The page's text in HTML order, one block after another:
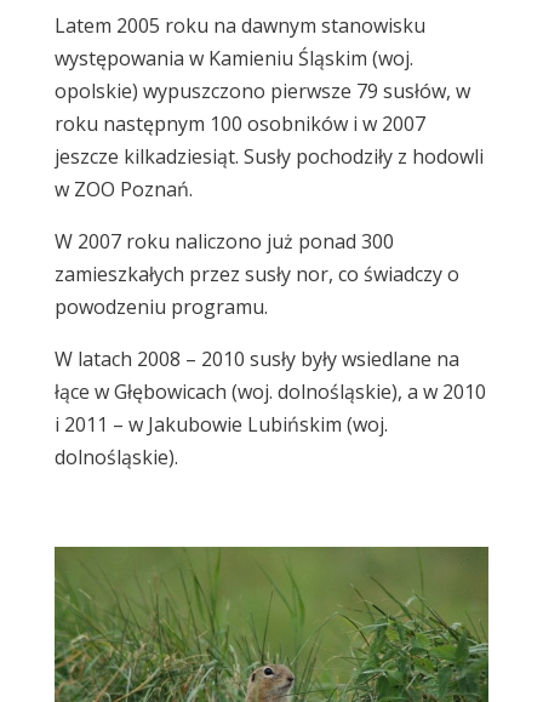
Latem 2005 roku na dawnym stanowisku
występowania w Kamieniu Śląskim (woj.
opolskie) wypuszczono pierwsze 79 susłów, w
roku następnym 100 osobników i w 2007
jeszcze kilkadziesiąt. Susły pochodziły z hodowli
w ZOO Poznań.
W 2007 roku naliczono już ponad 300
zamieszkałych przez susły nor, co świadczy o
powodzeniu programu.
W latach 2008 – 2010 susły były wsiedlane na
łące w Głębowicach (woj. dolnośląskie), a w 2010
i 2011 – w Jakubowie Lubińskim (woj.
dolnośląskie).